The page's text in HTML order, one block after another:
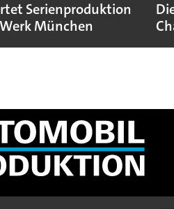
Serienproduktion
München